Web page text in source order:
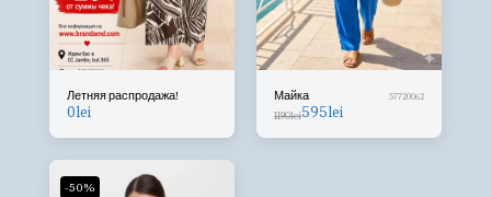
Летняя распродажа!
0lei
Майка 57720062
1190lei595lei
-50%